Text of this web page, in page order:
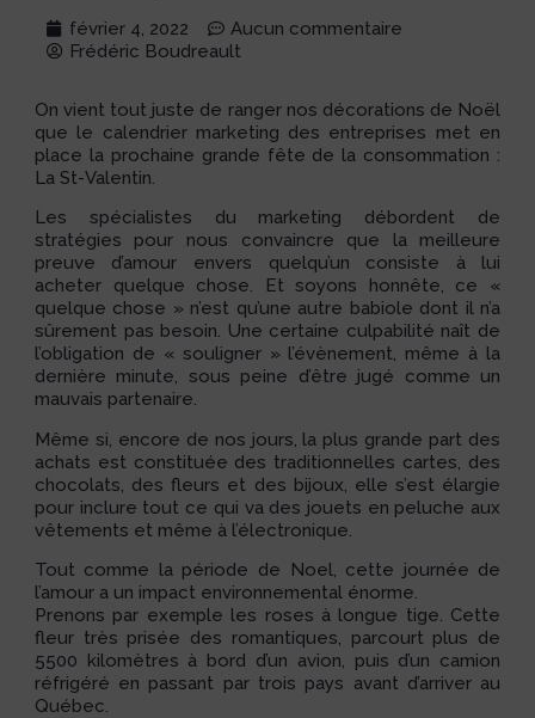
février 4, 2022
Aucun commentaire
Frédéric Boudreault
On vient tout juste de ranger nos décorations de Noël
que le calendrier marketing des entreprises met en
place la prochaine grande fête de la consommation :
La St-Valentin.
Les spécialistes du marketing débordent de
stratégies pour nous convaincre que la meilleure
preuve d’amour envers quelqu’un consiste à lui
acheter quelque chose. Et soyons honnête, ce «
quelque chose » n’est qu’une autre babiole dont il n’a
sûrement pas besoin. Une certaine culpabilité naît de
l’obligation de « souligner » l’évènement, même à la
dernière minute, sous peine d’être jugé comme un
mauvais partenaire.
Même si, encore de nos jours, la plus grande part des
achats est constituée des traditionnelles cartes, des
chocolats, des fleurs et des bijoux, elle s’est élargie
pour inclure tout ce qui va des jouets en peluche aux
vêtements et même à l’électronique.
Tout comme la période de Noel, cette journée de
l’amour a un impact environnemental énorme.
Prenons par exemple les roses à longue tige. Cette
fleur très prisée des romantiques, parcourt plus de
5500 kilomètres à bord d’un avion, puis d’un camion
réfrigéré en passant par trois pays avant d’arriver au
Québec.